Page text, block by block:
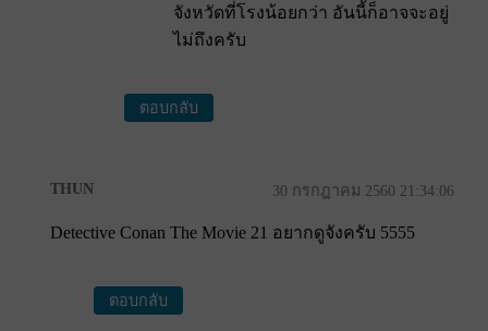
จังหวัดที่โรงน้อยกว่า อันนี้ก็อาจจะอยู่
ไม่ถึงครับ
ตอบกลับ
THUN 30 กรกฎาคม 2560 21:34:06
Detective Conan The Movie 21 อยากดูจังครับ 5555
ตอบกลับ